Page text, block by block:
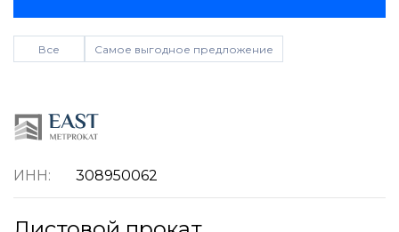
Все Самое выгодное предложение
ИНН: 308950062